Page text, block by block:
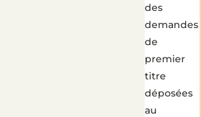
des
demandes
de
premier
titre
déposées
au